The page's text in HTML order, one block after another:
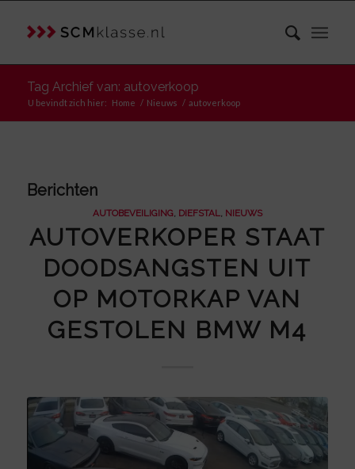
Tag Archief van: autoverkoop
U bevindt zich hier: Home / Nieuws / autoverkoop
Berichten
AUTOBEVEILIGING, DIEFSTAL, NIEUWS
AUTOVERKOPER STAAT
DOODSANGSTEN UIT
OP MOTORKAP VAN
GESTOLEN BMW M4